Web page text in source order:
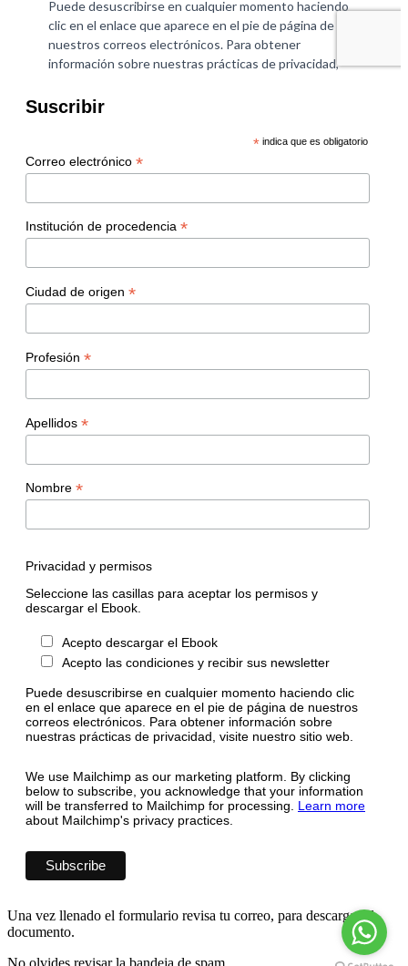
Suscribir
* indica que es obligatorio
Correo electrónico *
Institución de procedencia *
Ciudad de origen *
Profesión *
Apellidos *
Nombre *
Privacidad y permisos
Seleccione las casillas para aceptar los permisos y
descargar el Ebook.
Acepto descargar el Ebook
Acepto las condiciones y recibir sus newsletter
Puede desuscribirse en cualquier momento haciendo clic
en el enlace que aparece en el pie de página de nuestros
correos electrónicos. Para obtener información sobre
nuestras prácticas de privacidad, visite nuestro sitio web.
We use Mailchimp as our marketing platform. By clicking
below to subscribe, you acknowledge that your information
will be transferred to Mailchimp for processing. Learn more
about Mailchimp's privacy practices.
Una vez llenado el formulario revisa tu correo, para descargar el
documento.
No olvides revisar la bandeja de spam.